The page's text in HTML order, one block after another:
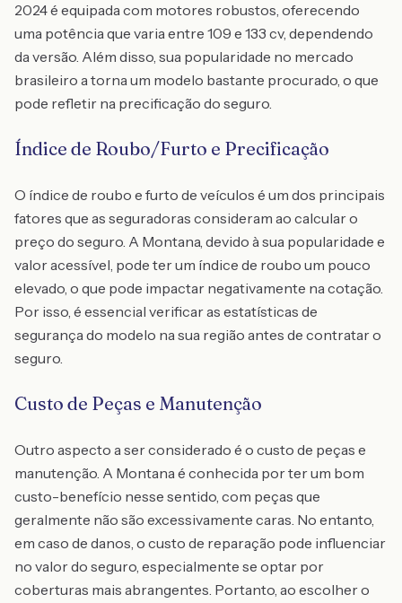
2024 é equipada com motores robustos, oferecendo
uma potência que varia entre 109 e 133 cv, dependendo
da versão. Além disso, sua popularidade no mercado
brasileiro a torna um modelo bastante procurado, o que
pode refletir na precificação do seguro.
Índice de Roubo/Furto e Precificação
O índice de roubo e furto de veículos é um dos principais
fatores que as seguradoras consideram ao calcular o
preço do seguro. A Montana, devido à sua popularidade e
valor acessível, pode ter um índice de roubo um pouco
elevado, o que pode impactar negativamente na cotação.
Por isso, é essencial verificar as estatísticas de
segurança do modelo na sua região antes de contratar o
seguro.
Custo de Peças e Manutenção
Outro aspecto a ser considerado é o custo de peças e
manutenção. A Montana é conhecida por ter um bom
custo-benefício nesse sentido, com peças que
geralmente não são excessivamente caras. No entanto,
em caso de danos, o custo de reparação pode influenciar
no valor do seguro, especialmente se optar por
coberturas mais abrangentes. Portanto, ao escolher o